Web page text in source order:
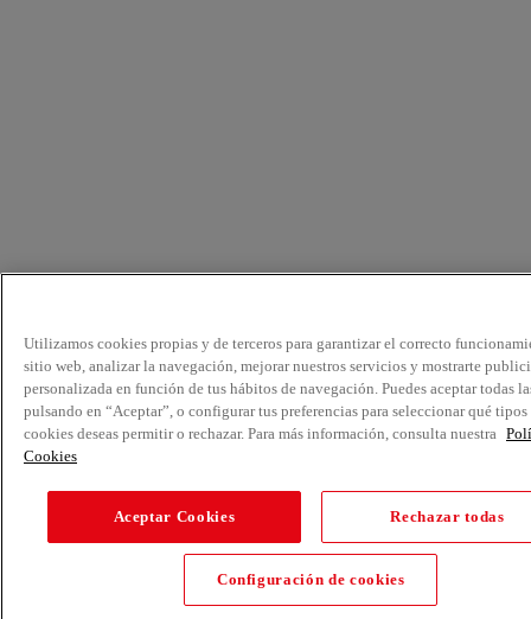
Utilizamos cookies propias y de terceros para garantizar el correcto
sitio web, analizar la navegación, mejorar nuestros servicios y mostrarte
personalizada en función de tus hábitos de navegación. Puedes aceptar todas
pulsando en “Aceptar”, o configurar tus preferencias para seleccionar qué tipos
cookies deseas permitir o rechazar. Para más información, consulta nuestra
Cookies
Aceptar Cookies Rechazar todas
Configuración de cookies